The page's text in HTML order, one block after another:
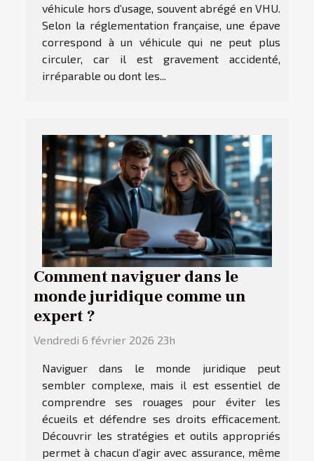
véhicule hors d’usage, souvent abrégé en VHU.
Selon la réglementation française, une épave
correspond à un véhicule qui ne peut plus
circuler, car il est gravement accidenté,
irréparable ou dont les...
Comment naviguer dans le
monde juridique comme un
expert ?
Vendredi 6 février 2026 23h
Naviguer dans le monde juridique peut
sembler complexe, mais il est essentiel de
comprendre ses rouages pour éviter les
écueils et défendre ses droits efficacement.
Découvrir les stratégies et outils appropriés
permet à chacun d’agir avec assurance, même